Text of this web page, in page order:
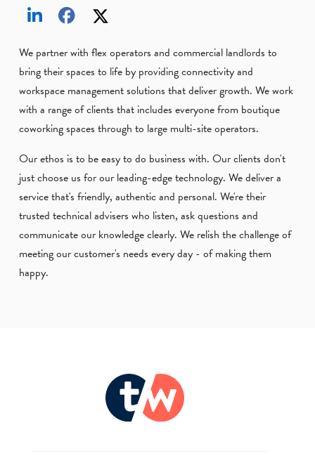
We partner with flex operators and commercial landlords to
bring their spaces to life by providing connectivity and
workspace management solutions that deliver growth. We work
with a range of clients that includes everyone from boutique
coworking spaces through to large multi-site operators.
Our ethos is to be easy to do business with. Our clients don't
just choose us for our leading-edge technology. We deliver a
service that's friendly, authentic and personal. We're their
trusted technical advisers who listen, ask questions and
communicate our knowledge clearly. We relish the challenge of
meeting our customer's needs every day - of making them
happy.